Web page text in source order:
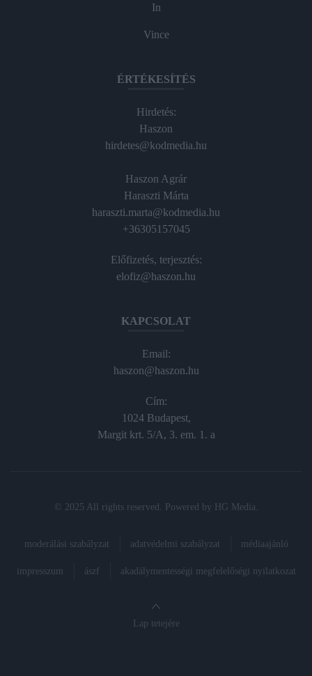
In
Vince
ÉRTÉKESÍTÉS
Hirdetés:
Haszon
hirdetes@kodmedia.hu
Haszon Agrár
Haraszti Márta
haraszti.marta@kodmedia.hu
+36305157045
Előfizetés, terjesztés:
elofiz@haszon.hu
KAPCSOLAT
Email:
haszon@haszon.hu
Cím:
1024 Budapest,
Margit krt. 5/A, 3. em. 1. a
© 2025 All rights reserved. Powered by HG Media
moderálási szabályzat adatvédelmi szabályzat médiaajánló
impresszum ászf akadálymentességi megfelelőségi nyilatkozat
Lap tetejére